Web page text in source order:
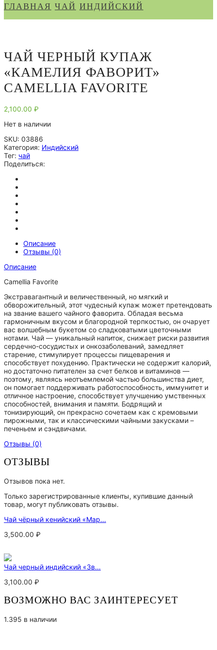
ГЛАВНАЯ ЧАЙ ИНДИЙСКИЙ
ЧАЙ ЧЕРНЫЙ КУПАЖ
«КАМЕЛИЯ ФАВОРИТ»
CAMELLIA FAVORITE
2,100.00 ₽
Нет в наличии
SKU: 03886
Категория: Индийский
Тег: чай
Поделиться:
Описание
Отзывы (0)
Описание
Camellia Favorite
Экстравагантный и величественный, но мягкий и
обворожительный, этот чудесный купаж может претендовать
на звание вашего чайного фаворита. Обладая весьма
гармоничным вкусом и благородной терпкостью, он очарует
вас волшебным букетом со сладковатыми цветочными
нотами. Чай — уникальный напиток, снижает риски развития
сердечно-сосудистых и онкозаболеваний, замедляет
старение, стимулирует процессы пищеварения и
способствует похудению. Практически не содержит калорий,
но достаточно питателен за счет белков и витаминов —
поэтому, являясь неотъемлемой частью большинства диет,
он помогает поддерживать работоспособность, иммунитет и
отличное настроение, способствует улучшению умственных
способностей, внимания и памяти. Бодрящий и
тонизирующий, он прекрасно сочетаем как с кремовыми
пирожными, так и классическими чайными закусками –
печеньем и сэндвичами.
Отзывы (0)
ОТЗЫВЫ
Отзывов пока нет.
Только зарегистрированные клиенты, купившие данный
товар, могут публиковать отзывы.
Чай чёрный кенийский «Мар...
3,500.00 ₽
Чай черный индийский «Зв...
3,100.00 ₽
ВОЗМОЖНО ВАС ЗАИНТЕРЕСУЕТ
1.395 в наличии